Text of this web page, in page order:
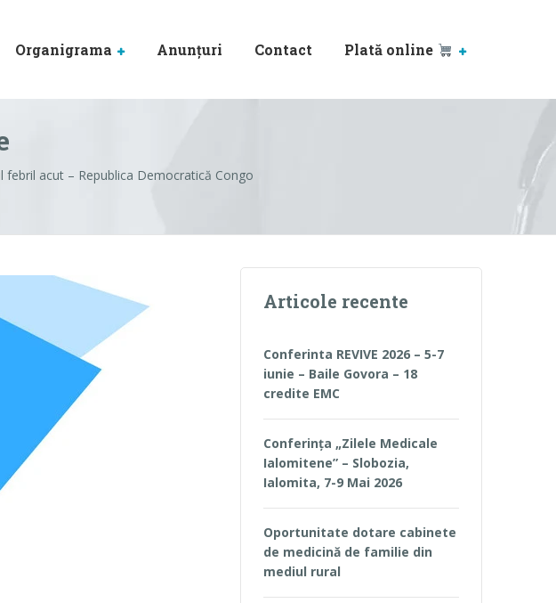
Organigrama Anunțuri Contact Plată online
febril acut – Republica Democratică Congo
Articole recente
Conferinta REVIVE 2026 – 5-7
iunie – Baile Govora – 18
credite EMC
Conferința „Zilele Medicale
Ialomitene” – Slobozia,
Ialomita, 7-9 Mai 2026
Oportunitate dotare cabinete
de medicină de familie din
mediul rural